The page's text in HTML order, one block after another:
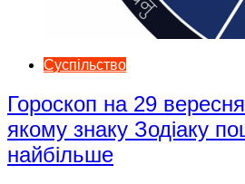
Суспільство
Гороскоп на 29
якому знаку Зодіаку
найбільше